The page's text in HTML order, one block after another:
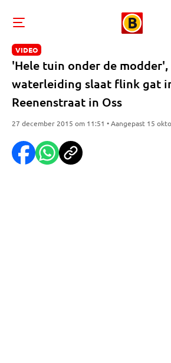
VIDEO
'Hele tuin onder de
waterleiding slaat flink gat
Reenenstraat in Oss
27 december 2015 om 11:51 • Aangepast 15